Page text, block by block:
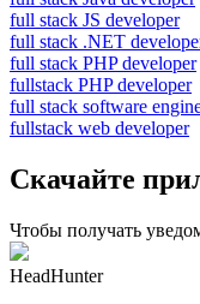
full stack JS developer
full stack .NET
full stack PHP developer
fullstack PHP developer
full stack software
fullstack web developer
Скачайте
Чтобы получать
HeadHunter